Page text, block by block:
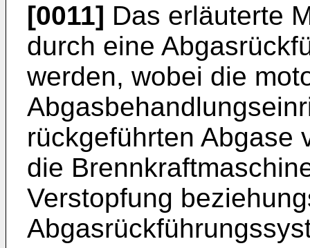
[0011] Das erläuterte
durch eine
werden, wobei die
rückgeführten Abgase
die
Verstopfung